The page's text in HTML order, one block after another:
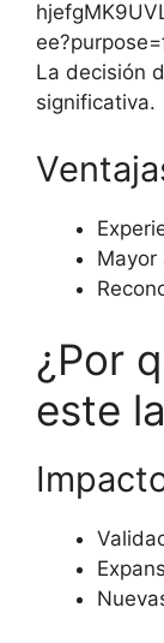
La decisión
significativa.
Mayor
¿Por
este